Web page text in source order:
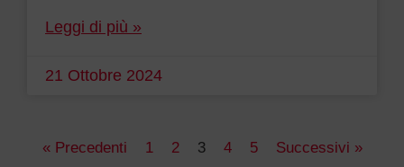
Leggi di più »
21 Ottobre 2024
« Precedenti 1 2 3 4 5 Successivi »